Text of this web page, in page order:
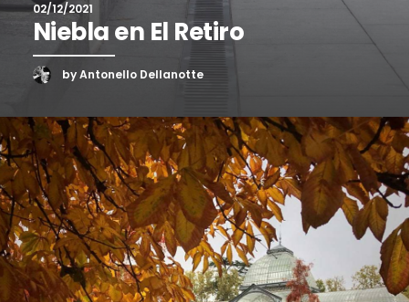
02/12/2021
Niebla en El Retiro
by Antonello Dellanotte